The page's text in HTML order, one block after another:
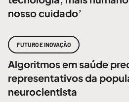
nosso cuidado’
FUTURO E INOVAÇÃO
Algoritmos em saúde
representativos da
neurocientista